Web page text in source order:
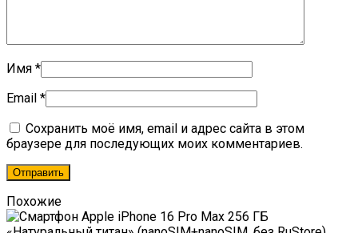
Имя *
Email *
Сохранить моё имя, email и адрес сайта в этом
браузере для последующих моих комментариев.
Похожие